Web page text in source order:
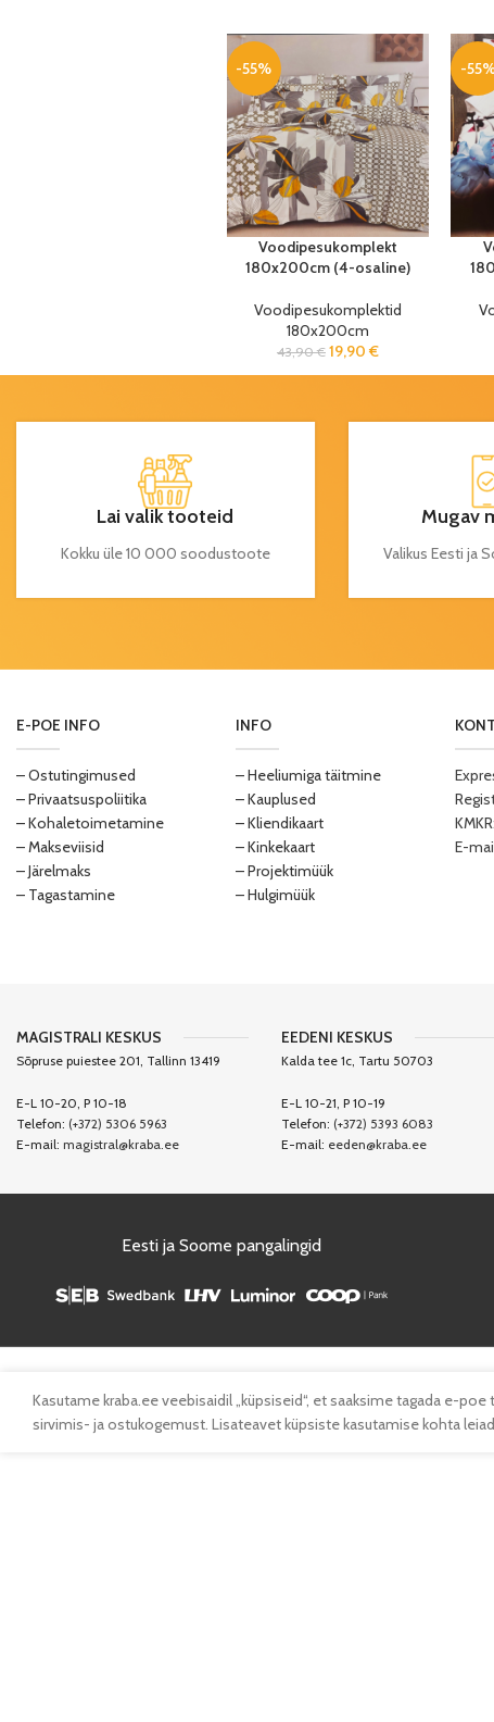
-55%
Voodipesukomplekt
180x200cm (4-osaline)
Voodipesukomplektid
180x200cm
43,90€ 19,90 €
-
Lai valik tooteid
Kokku üle 10 000 soodustoote
Mugav
Valikus Eesti ja
E-POE INFO
– Ostutingimused
– Privaatsuspoliitika
– Kohaletoimetamine
– Makseviisid
– Järelmaks
– Tagastamine
INFO
– Heeliumiga täitmine
– Kauplused
– Kliendikaart
– Kinkekaart
– Projektimüük
– Hulgimüük
E-
MAGISTRALI KESKUS
Sõpruse puiestee 201, Tallinn 13419
E-L 10-20, P 10-18
Telefon: (+372) 5306 5963
E-mail: magistral@kraba.ee
EEDENI KESKUS
Kalda tee 1c, Tartu 50703
E-L 10-21, P 10-19
Telefon: (+372) 5393 6083
E-mail: eeden@kraba.ee
Eesti ja Soome pangalingid
Kasutame kraba.ee veebisaidil „küpsiseid“, et saaksime tagada e-
sirvimis- ja ostukogemust. Lisateavet küpsiste kasutamise kohta